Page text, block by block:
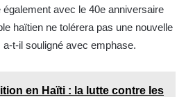
avec le 40e anniversaire
haïtien ne tolérera pas une nouvelle
t-il souligné avec emphase.
en Haïti : la lutte contre les